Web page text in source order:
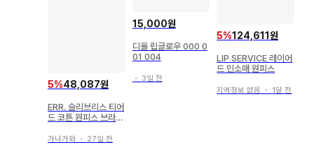
5%48,087원
ERR. 슬리브리스 티어
드 코튼 원피스 브라운
가나가와 ・ 27일 전
15,000원
디올 립글로우 000 0
01 004
・ 3일 전
5%124,611원
LIP SERVICE 레이어
드 민소매 원피스
지역정보 없음 ・ 1달 전